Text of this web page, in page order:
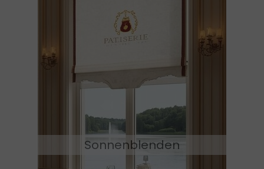
Sonnenblenden